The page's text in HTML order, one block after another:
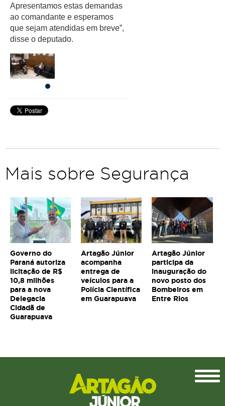
Apresentamos estas demandas
ao comandante e esperamos
que sejam atendidas em breve”,
disse o deputado.
Mais sobre Segurança
Governo do
Paraná autoriza
licitação de R$
10,8 milhões
para a nova
Delegacia
Cidadã de
Guarapuava
Artagão Júnior
acompanha
entrega de
veículos para a
Polícia Científica
em Guarapuava
Artagão Júnior
participa da
inauguração do
novo posto dos
Bombeiros em
Entre Rios